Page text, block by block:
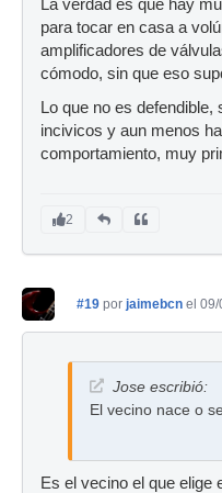
La verdad es que hay
para tocar en casa a
amplificadores de
cómodo, sin que eso
Lo que no es
incivicos y aun menos
comportamiento, muy
2
#19 por jaimebcn el 09/
Jose escribió:
El vecino nace o
Es el vecino el que elige